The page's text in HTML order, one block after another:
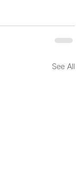
See All